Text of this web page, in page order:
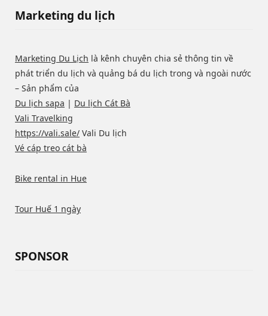
Marketing du lịch
Marketing Du Lịch là kênh chuyên chia sẻ thông tin về
phát triển du lịch và quảng bá du lịch trong và ngoài nước
– Sản phẩm của
Du lịch sapa | Du lịch Cát Bà
Vali Travelking
https://vali.sale/ Vali Du lịch
Vé cáp treo cát bà
Bike rental in Hue
Tour Huế 1 ngày
SPONSOR